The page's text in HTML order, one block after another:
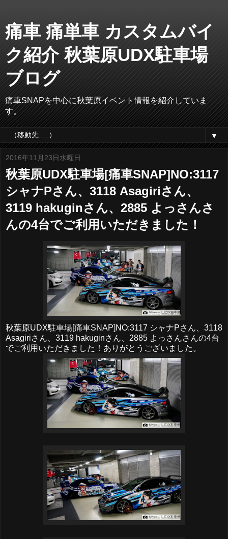
痛車 痛単車 カスタムバイ
ク紹介 秋葉原UDX駐車場
ブログ
痛車SNAPを中心に秋葉原イベント情報を紹介していま
す。
▼
2016年11月23日水曜日
秋葉原UDX駐車場[痛車SNAP]NO:3117
シャナPさん、3118 Asagiriさん、
3119 hakuginさん、2885 よっさんさ
んの4台でご利用いただきました！
秋葉原UDX駐車場[痛車SNAP]NO:3117 シャナPさん、3118
Asagiriさん、3119 hakuginさん、2885 よっさんさんの4台
でご利用いただきました！ありがとうございました。